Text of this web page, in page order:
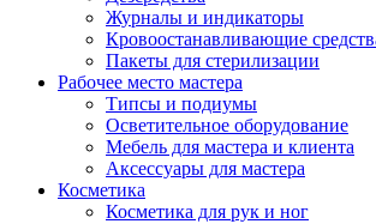
Журналы и индикаторы
Кровоостанавливающие
Пакеты для стерилизации
Рабочее место мастера
Типсы и подиумы
Осветительное оборудование
Мебель для мастера и клиента
Аксессуары для мастера
Косметика
Косметика для рук и ног